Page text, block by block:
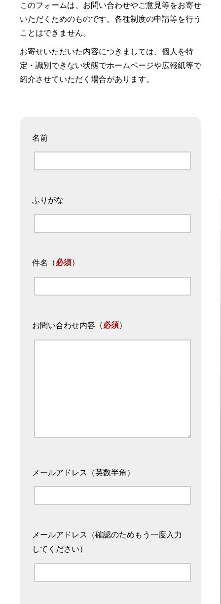
このフォームは、お問い合わせやご意見等をお寄せ
いただくためのものです。各種制度の申請等を行う
ことはできません。
お寄せいただいた内容につきましては、個人を特
定・識別できない状態でホームページや広報紙等で
紹介させていただく場合があります。
名前
ふりがな
件名 （必須）
お問い合わせ内容 （必須）
メールアドレス（英数半角）
メールアドレス（確認のためもう一度入力
してください）